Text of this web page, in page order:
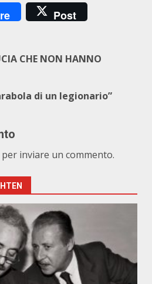
Post
CHE NON HANNO
di un legionario”
per inviare un commento.